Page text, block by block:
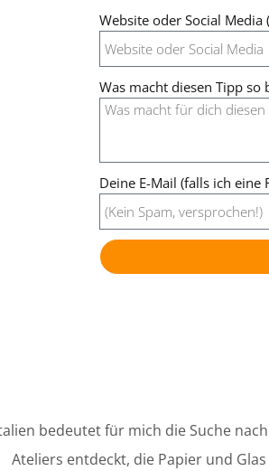
Website oder Social Media
Was macht diesen Tipp so
Deine E-Mail (falls ich eine
bedeutet für mich die Suche
Ateliers entdeckt, die Papier und